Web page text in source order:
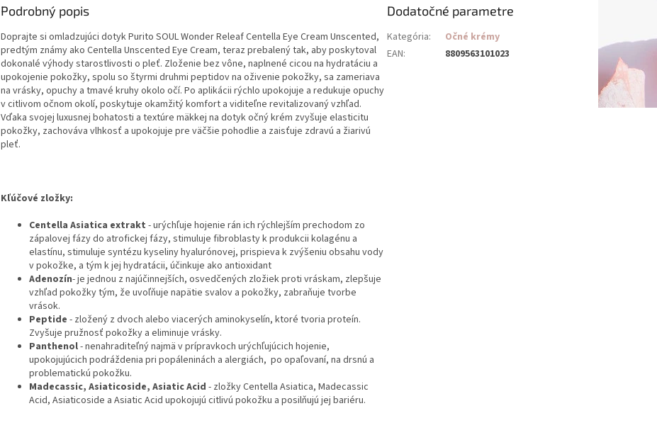
Podrobný popis
Doprajte si omladzujúci dotyk Purito SOUL Wonder Releaf Centella Eye Cream Unscented,
predtým známy ako Centella Unscented Eye Cream, teraz prebalený tak, aby poskytoval
dokonalé výhody starostlivosti o pleť. Zloženie bez vône, naplnené cicou na hydratáciu a
upokojenie pokožky, spolu so štyrmi druhmi peptidov na oživenie pokožky, sa zameriava
na vrásky, opuchy a tmavé kruhy okolo očí. Po aplikácii rýchlo upokojuje a redukuje opuchy
v citlivom očnom okolí, poskytuje okamžitý komfort a viditeľne revitalizovaný vzhľad.
Vďaka svojej luxusnej bohatosti a textúre mäkkej na dotyk očný krém zvyšuje elasticitu
pokožky, zachováva vlhkosť a upokojuje pre väčšie pohodlie a zaisťuje zdravú a žiarivú
pleť.
Kľúčové zložky:
Centella Asiatica extrakt - urýchľuje hojenie rán ich rýchlejším prechodom zo
zápalovej fázy do atrofickej fázy, stimuluje fibroblasty k produkcii kolagénu a
elastínu, stimuluje syntézu kyseliny hyalurónovej, prispieva k zvýšeniu obsahu vody
v pokožke, a tým k jej hydratácii, účinkuje ako antioxidant
Adenozín- je jednou z najúčinnejších, osvedčených zložiek proti vráskam, zlepšuje
vzhľad pokožky tým, že uvoľňuje napätie svalov a pokožky, zabraňuje tvorbe
vrások.
Peptide - zložený z dvoch alebo viacerých aminokyselín, ktoré tvoria proteín.
Zvyšuje pružnosť pokožky a eliminuje vrásky.
Panthenol- nenahraditeľný najmä v prípravkoch urýchľujúcich hojenie,
upokojujúcich podráždenia pri popáleninách a alergiách, po opaľovaní, na drsnú a
problematickú pokožku.
Madecassic, Asiaticoside, Asiatic Acid - zložky Centella Asiatica, Madecassic
Acid, Asiaticoside a Asiatic Acid upokojujú citlivú pokožku a posilňujú jej bariéru.
Dodatočné parametre
Kategória:
Očné krémy
EAN: 8809563101023